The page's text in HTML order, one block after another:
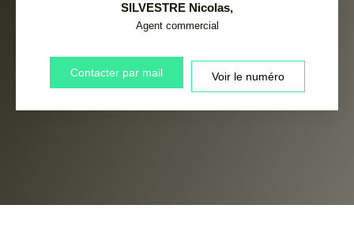
SILVESTRE Nicolas,
Agent commercial
Contacter par mail Voir le numéro